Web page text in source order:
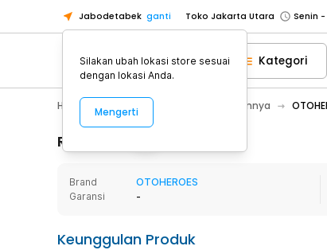
Jabodetabek ganti Toko Jakarta Utara
Toko Tangerang
Toko Cikupa
Pick n Go Jakarta Barat
Pick n Go Bekasi
Senin -
Senin -
Toko Jakarta Barat
Toko Tangerang
Kategori
Hobby Mobil Aksesoris Mobil Lainnya
Rincian Produk
Brand
OTOHEROES
Garansi
-
Keunggulan Produk
Silakan ubah lokasi store sesuai
dengan lokasi Anda.
Mengerti